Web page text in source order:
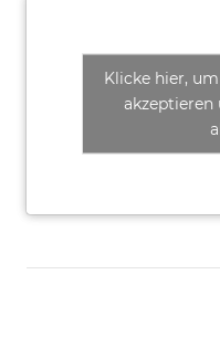
Klicke hier,
akzeptieren